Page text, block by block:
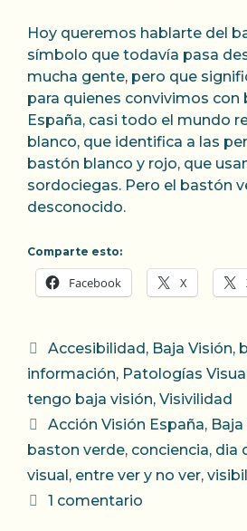
Hoy queremos hablarte del
símbolo que todavía pasa
mucha gente, pero que
para quienes convivimos con
España, casi todo el mundo
blanco, que identifica a las
bastón blanco y rojo, que
sordociegas. Pero el bastón
desconocido.
Comparte esto:
Facebook X
Categorías
Accesibilidad , Baja Visión,
información, Patologías
tengo baja visión, Visivilidad
Etiquetas
Acción Visión España,
baston verde, conciencia, dia
visual , entre ver y no ver,
1 comentario